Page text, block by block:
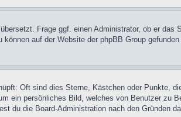
Frage ggf. einen Administrator, ob er das
auf der Website der phpBB Group
Oft sind dies Sterne, Kästchen oder Punkte,
ein persönliches Bild, welches von Benutzer zu
du die Board-Administration nach den Gründen